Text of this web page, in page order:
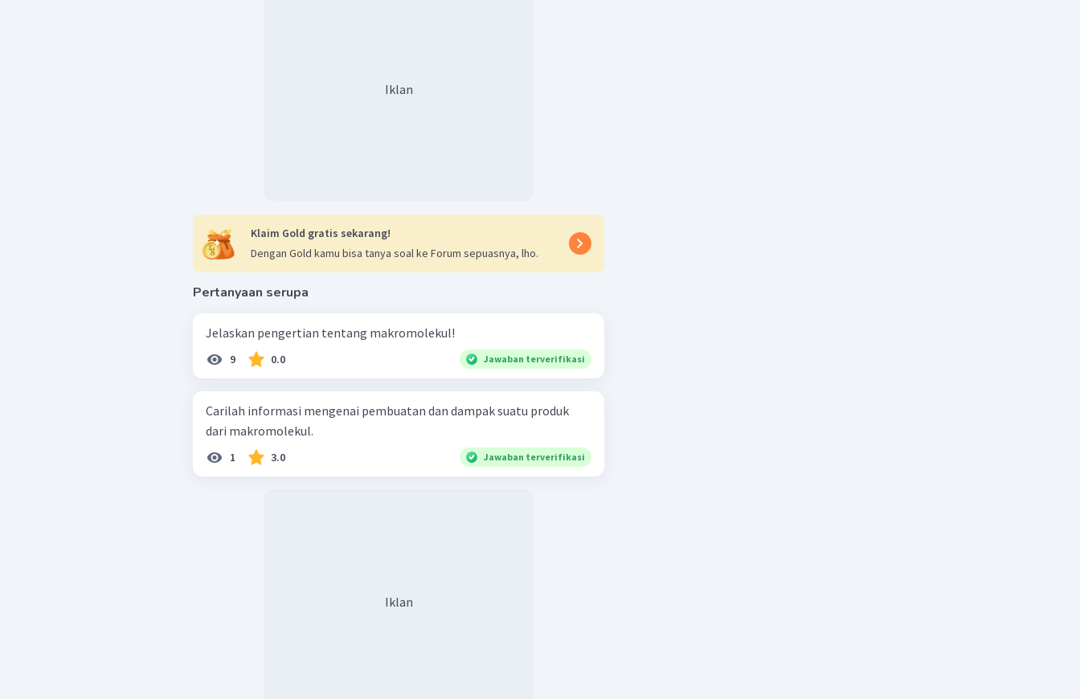
Iklan
Klaim Gold gratis sekarang!
Dengan Gold kamu bisa tanya soal ke Forum sepuasnya, lho.
Pertanyaan serupa
Jelaskan pengertian tentang makromolekul!
9 0.0 Jawaban terverifikasi
Carilah informasi mengenai pembuatan dan dampak suatu produk
dari makromolekul.
1 3.0 Jawaban terverifikasi
Iklan